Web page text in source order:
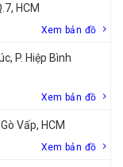
HCM
Xem bản đồ
P. Hiệp Bình
Xem bản đồ
Vấp, HCM
Xem bản đồ